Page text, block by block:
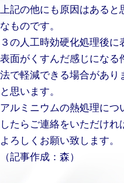
上記の他にも原因はある
なものです。
３の人工時効硬化処理後
表面がくすんだ感じにな
法で軽減できる場合があ
と思います。
アルミニウムの熱処理につ
したらご連絡をいただけれ
よろしくお願い致します。
（記事作成：森）